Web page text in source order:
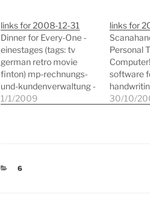
links for 2008-12-31
Dinner for Every-One -
einestages (tags: tv
german retro movie
finton) mp-rechnungs-
und-kundenverwaltung -
Google Code (tags: tools
1/1/2009
links for
Personal
software
30/10/
KATEGORIEN
6